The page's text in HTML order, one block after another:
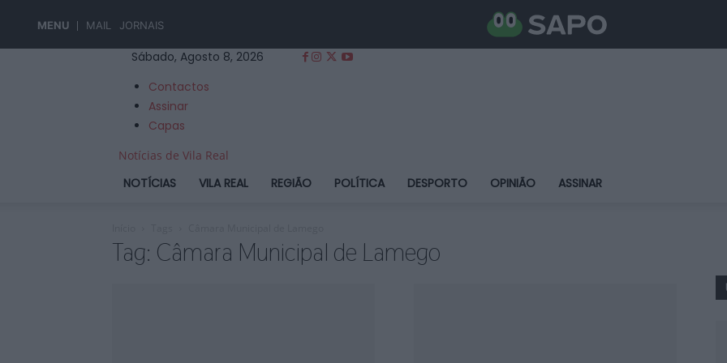
MENU MAIL JORNAIS
Sábado, Agosto 8, 2026
Contactos
Assinar
Capas
Notícias de Vila Real
NOTÍCIAS VILA REAL REGIÃO POLÍTICA DESPORTO OPINIÃO ASSINAR
Tag: Câmara Municipal de Lamego